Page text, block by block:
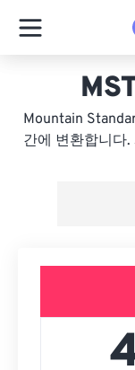
Mountain
간에 변환합니다